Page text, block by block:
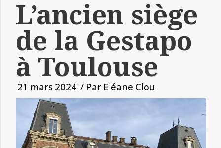
L’ancien siège
de la Gestapo
à Toulouse
21 mars 2024 / Par Eléane Clou